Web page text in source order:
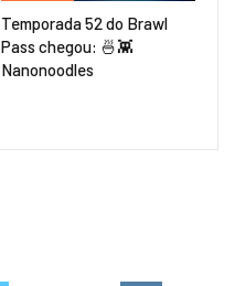
Temporada 52 do Brawl
Pass chegou: 🍜👾
Nanonoodles